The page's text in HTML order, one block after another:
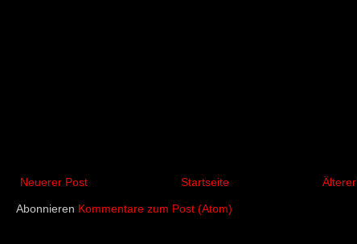
Neuerer Post Startseite
Abonnieren Kommentare zum Post (Atom)